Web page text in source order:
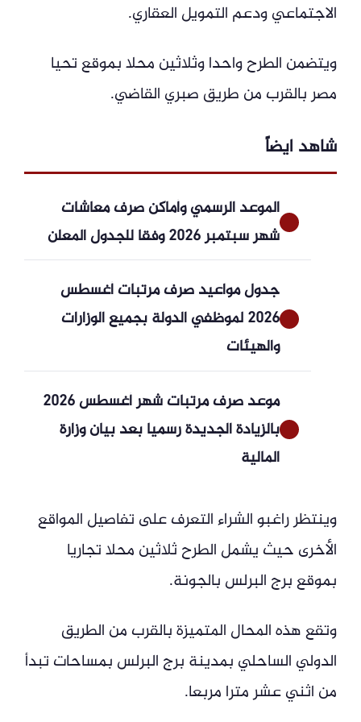
الاجتماعي ودعم التمويل العقاري.
ويتضمن الطرح واحدا وثلاثين محلا بموقع تحيا
مصر بالقرب من طريق صبري القاضي.
شاهد ايضاً
الموعد الرسمي وأماكن صرف معاشات
شهر سبتمبر 2026 وفقا للجدول المعلن
جدول مواعيد صرف مرتبات أغسطس
2026 لموظفي الدولة بجميع الوزارات
والهيئات
موعد صرف مرتبات شهر أغسطس 2026
بالزيادة الجديدة رسميا بعد بيان وزارة
المالية
وينتظر راغبو الشراء التعرف على تفاصيل المواقع
الأخرى حيث يشمل الطرح ثلاثين محلا تجاريا
بموقع برج البرلس بالجونة.
وتقع هذه المحال المتميزة بالقرب من الطريق
الدولي الساحلي بمدينة برج البرلس بمساحات تبدأ
من اثني عشر مترا مربعا.